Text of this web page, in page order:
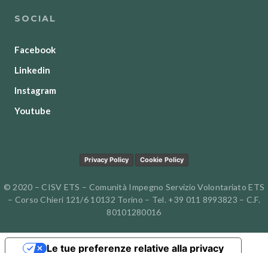
SOCIAL
Facebook
Linkedin
Instagram
Youtube
Privacy Policy Cookie Policy
© 2020 – CISV ETS – Comunità Impegno Servizio Volontariato ETS
– Corso Chieri 121/6 10132 Torino – Tel. +39 011 8993823 – C.F.
80101280016
Le tue preferenze relative alla privacy